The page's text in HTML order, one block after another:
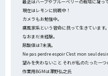
最近はハーブやブルーベリーの栽培に凝って
現在はレモンに挑戦中！
カメラもお勉強中。
痛風家系という宿命に抗って生きています。
なおまだ未経験。
尿酸値は7未満。
Ne pas perdre espoir C’est mon seul desir
望みを失わないこと それが私のたった一つ
作業用BGMは澤野弘之氏